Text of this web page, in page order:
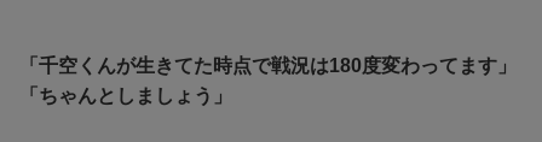
「千空くんが生きてた時点で戦況は180度変わってます」
「ちゃんとしましょう」